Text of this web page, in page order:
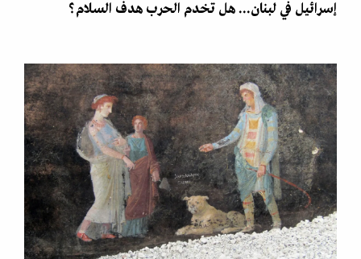
إسرائيل في لبنان... هل تخدم الحرب هدف السلام؟